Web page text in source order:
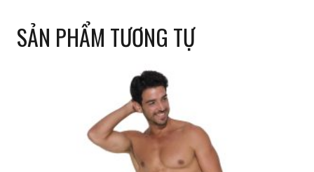
SẢN PHẨM TƯƠNG TỰ